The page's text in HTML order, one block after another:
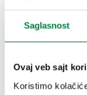
Saglasnost
Ovaj veb sajt
Koristimo
TEHNIČKI
Klasa zaštite:IP 40
CERTIFIKATI